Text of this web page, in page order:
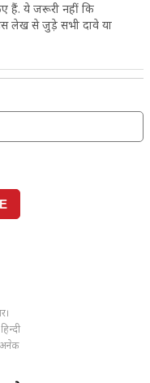
हैं. ये जरूरी नहीं कि
लेख से जुड़े सभी दावे या
अनेक